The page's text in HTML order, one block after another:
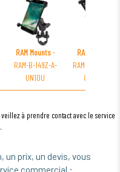
RAM Mounts-
RAM-B-149Z-A-
UN10U
RAM Mounts
RAM-B-407-201-
C-TAB3U
à prendre contact avec le service
un prix, un devis, vous
commercial :